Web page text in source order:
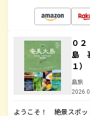
０
島
１
島旅
ようこそ！ 絶景スポッ